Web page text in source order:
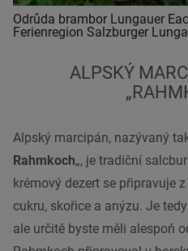
Odrůda brambor Lungauer
Ferienregion Salzburger
ALPSKÝ
Alpský marcipán, nazývaný
Rahmkoch„, je tradiční
krémový dezert se připravuje
cukru, skořice a anýzu. Je
ale určitě byste měli alespoň